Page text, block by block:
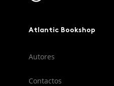
Atlantic Bookshop
Autores
Contactos